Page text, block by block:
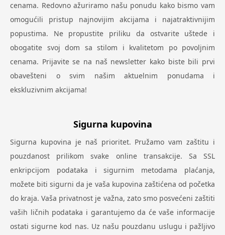
cenama. Redovno ažuriramo našu ponudu kako bismo vam
omogućili pristup najnovijim akcijama i najatraktivnijim
popustima. Ne propustite priliku da ostvarite uštede i
obogatite svoj dom sa stilom i kvalitetom po povoljnim
cenama. Prijavite se na naš newsletter kako biste bili prvi
obavešteni o svim našim aktuelnim ponudama i
ekskluzivnim akcijama!
Sigurna kupovina
Sigurna kupovina je naš prioritet. Pružamo vam zaštitu i
pouzdanost prilikom svake online transakcije. Sa SSL
enkripcijom podataka i sigurnim metodama plaćanja,
možete biti sigurni da je vaša kupovina zaštićena od početka
do kraja. Vaša privatnost je važna, zato smo posvećeni zaštiti
vaših ličnih podataka i garantujemo da će vaše informacije
ostati sigurne kod nas. Uz našu pouzdanu uslugu i pažljivo